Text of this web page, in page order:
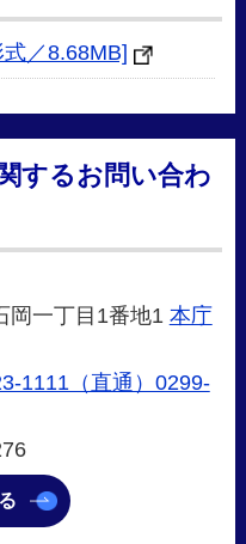
式／8.68MB]
するお問い合わ
岡一丁目1番地1 本庁
1111（直通）0299-